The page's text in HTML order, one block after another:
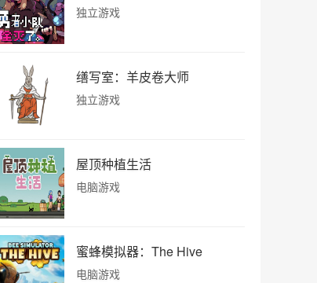
独立游戏
缮写室：羊皮卷大师
独立游戏
屋顶种植生活
电脑游戏
蜜蜂模拟器：The Hive
电脑游戏